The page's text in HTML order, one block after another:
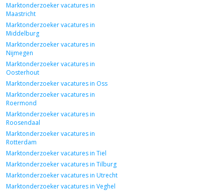
Marktonderzoeker vacatures in
Maastricht
Marktonderzoeker vacatures in
Middelburg
Marktonderzoeker vacatures in
Nijmegen
Marktonderzoeker vacatures in
Oosterhout
Marktonderzoeker vacatures in Oss
Marktonderzoeker vacatures in
Roermond
Marktonderzoeker vacatures in
Roosendaal
Marktonderzoeker vacatures in
Rotterdam
Marktonderzoeker vacatures in Tiel
Marktonderzoeker vacatures in Tilburg
Marktonderzoeker vacatures in Utrecht
Marktonderzoeker vacatures in Veghel